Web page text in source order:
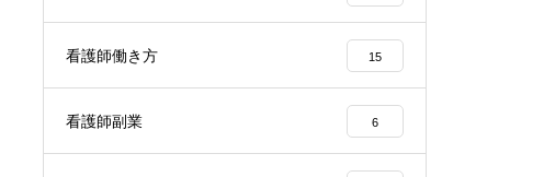
看護師働き方 15
看護師副業 6